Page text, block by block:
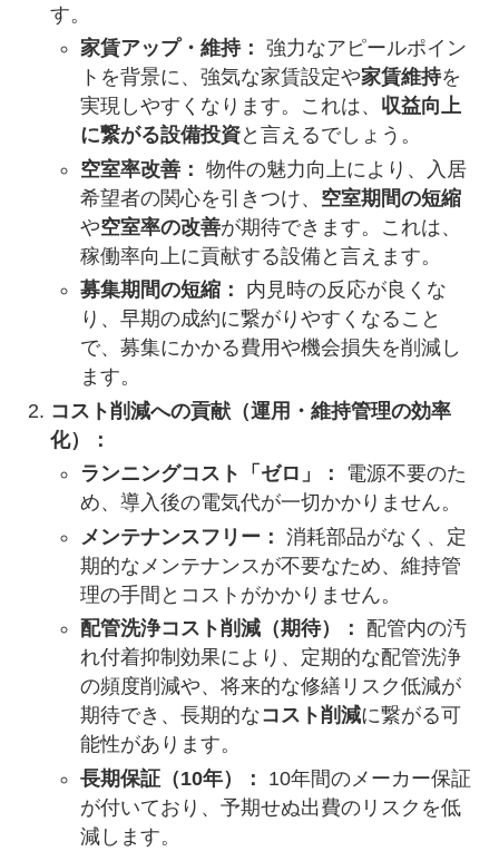
す。
家賃アップ・維持： 強力なアピールポイン
トを背景に、強気な家賃設定や家賃維持を
実現しやすくなります。これは、 収益向上
に繋がる設備投資と言えるでしょう。
空室率改善： 物件の魅力向上により、入居
希望者の関心を引きつけ、 空室期間の短縮
や空室率の改善が期待できます。これは、
稼働率向上に貢献する設備と言えます。
募集期間の短縮：
内見時の反応が良くな
り、早期の成約に繋がりやすくなること
で、募集にかかる費用や機会損失を削減し
ます。
コスト削減への貢献（運用・維持管理の効率
化）：
ランニングコスト「ゼロ」：
電源不要のた
め、導入後の電気代が一切かかりません。
メンテナンスフリー： 消耗部品がなく、定
期的なメンテナンスが不要なため、維持管
理の手間とコストがかかりません。
配管洗浄コスト削減（期待）：
配管内の汚
れ付着抑制効果により、定期的な配管洗浄
の頻度削減や、将来的な修繕リスク低減が
期待でき、長期的なコスト削減に繋がる可
能性があります。
長期保証（10年）：
10年間のメーカー保証
が付いており、予期せぬ出費のリスクを低
減します。